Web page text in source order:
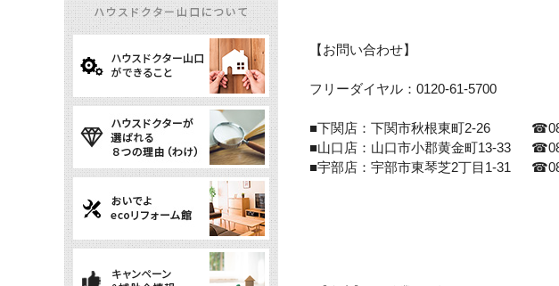
【お問い合わせ】
フリーダイヤル： 0120-61-5700
■下関店：下関市秋根東町2-26
■山口店：山口市小郡黄金町13-33
■宇部店：宇部市東琴芝2丁目 1-31